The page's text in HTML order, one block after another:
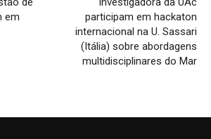
em
participam em hackaton
internacional na U. Sassari
(Itália) sobre abordagens
multidisciplinares do Mar